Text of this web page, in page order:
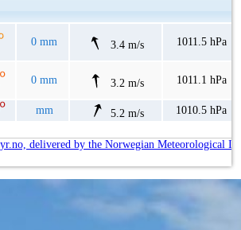
0 mm 3.4 m/s 1011.5 hPa
0 mm 3.2 m/s 1011.1 hPa
mm 5.2 m/s 1010.5 hPa
delivered by the Norwegian Meteorological